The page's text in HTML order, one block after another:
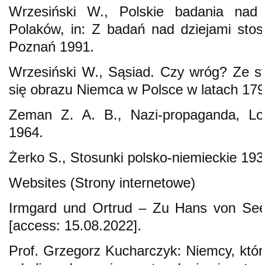
Wrzesiński W., Polskie badania
Polaków, in: Z badań nad dziejami
Poznań 1991.
Wrzesiński W., Sąsiad. Czy wróg? Ze
się obrazu Niemca w Polsce w latach
Zeman Z. A. B., Nazi-propaganda,
1964.
Żerko S., Stosunki polsko-niemieckie
Websites (Strony internetowe)
Irmgard und Ortrud – Zu Hans von
[access: 15.08.2022].
Prof. Grzegorz Kucharczyk: Niemcy,